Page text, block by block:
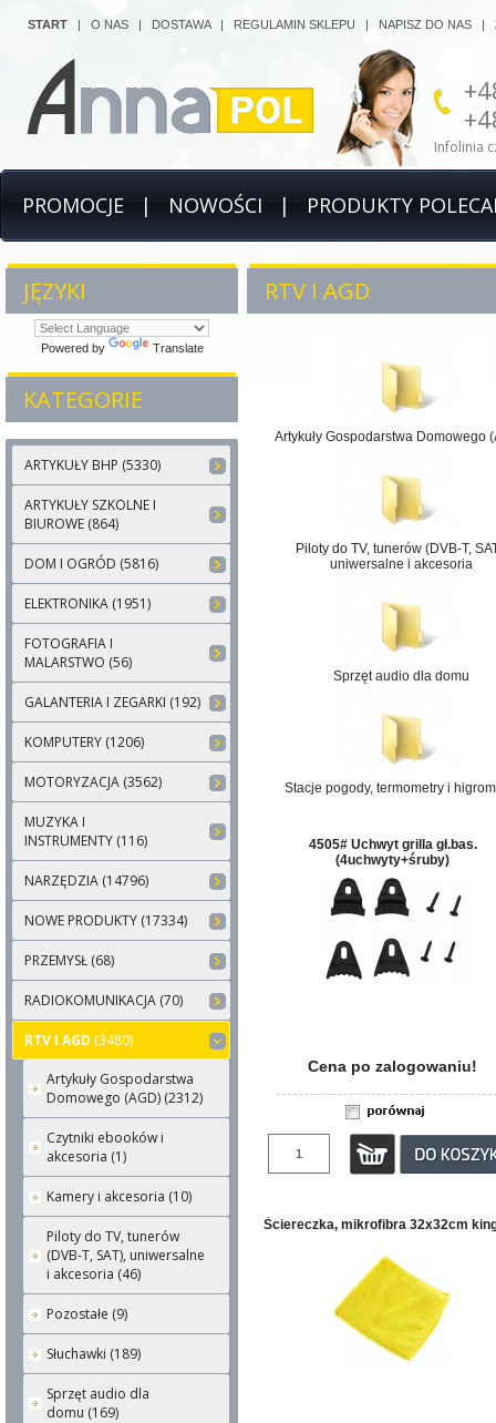
Infolinia
START | O NAS | DOSTAWA| REGULAMIN SKLEPU | NAPISZ DO NAS |
PROMOCJE | NOWOŚCI | PRODUKTY
JĘZYKI
Powered by Translate
KATEGORIE
ARTYKUŁY BHP (5330)
ARTYKUŁY SZKOLNE I
BIUROWE (864)
DOM I OGRÓD (5816)
ELEKTRONIKA (1951)
FOTOGRAFIA I
MALARSTWO (56)
GALANTERIA I ZEGARKI (192)
KOMPUTERY (1206)
MOTORYZACJA (3562)
MUZYKA I
INSTRUMENTY (116)
NARZĘDZIA (14796)
NOWE PRODUKTY (17334)
PRZEMYSŁ (68)
RADIOKOMUNIKACJA (70)
RTV I AGD (3480)
Artykuły Gospodarstwa
Domowego (AGD) (2312)
Czytniki ebooków i
akcesoria (1)
Kamery i akcesoria (10)
Piloty do TV, tunerów
(DVB-T, SAT), uniwersalne
i akcesoria (46)
Pozostałe (9)
Słuchawki (189)
Sprzęt audio dla
domu (169)
RTV I AGD
Artykuły Gospodarstwa Domowego
Piloty do TV, tunerów (DVB-T,
uniwersalne i akcesoria
Sprzęt audio dla domu
Stacje pogody, termometry i
4505# Uchwyt grilla gł.bas.
(4uchwyty+śruby)
Cena po zalogowaniu!
Ściereczka, mikrofibra 32x32cm